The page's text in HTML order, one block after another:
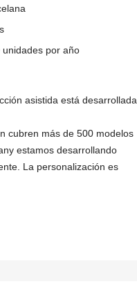
unidades por año
asistida está desarrollada
cubren más de 500 modelos
estamos desarrollando
La personalización es